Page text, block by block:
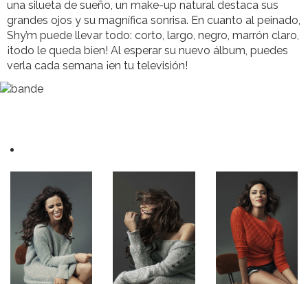
una silueta de sueño, un make-up natural destaca sus
grandes ojos y su magnífica sonrisa. En cuanto al peinado,
Shy’m puede llevar todo: corto, largo, negro, marrón claro,
¡todo le queda bien! Al esperar su nuevo álbum, puedes
verla cada semana ¡en tu televisión!